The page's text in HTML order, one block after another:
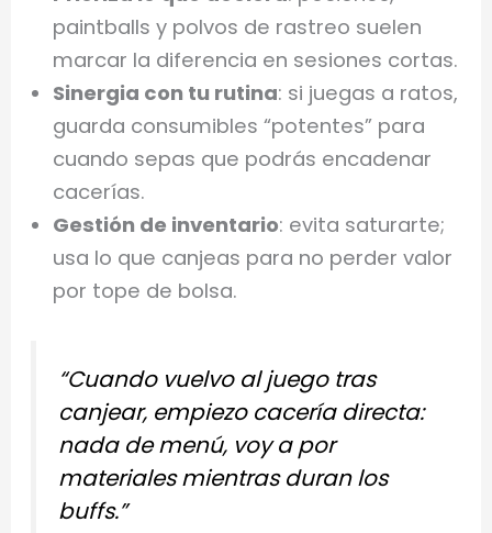
paintballs y polvos de rastreo suelen
marcar la diferencia en sesiones cortas.
Sinergia con tu rutina: si juegas a ratos,
guarda consumibles “potentes” para
cuando sepas que podrás encadenar
cacerías.
Gestión de inventario: evita saturarte;
usa lo que canjeas para no perder valor
por tope de bolsa.
“Cuando vuelvo al juego tras
canjear, empiezo cacería directa:
nada de menú, voy a por
materiales mientras duran los
buffs.”